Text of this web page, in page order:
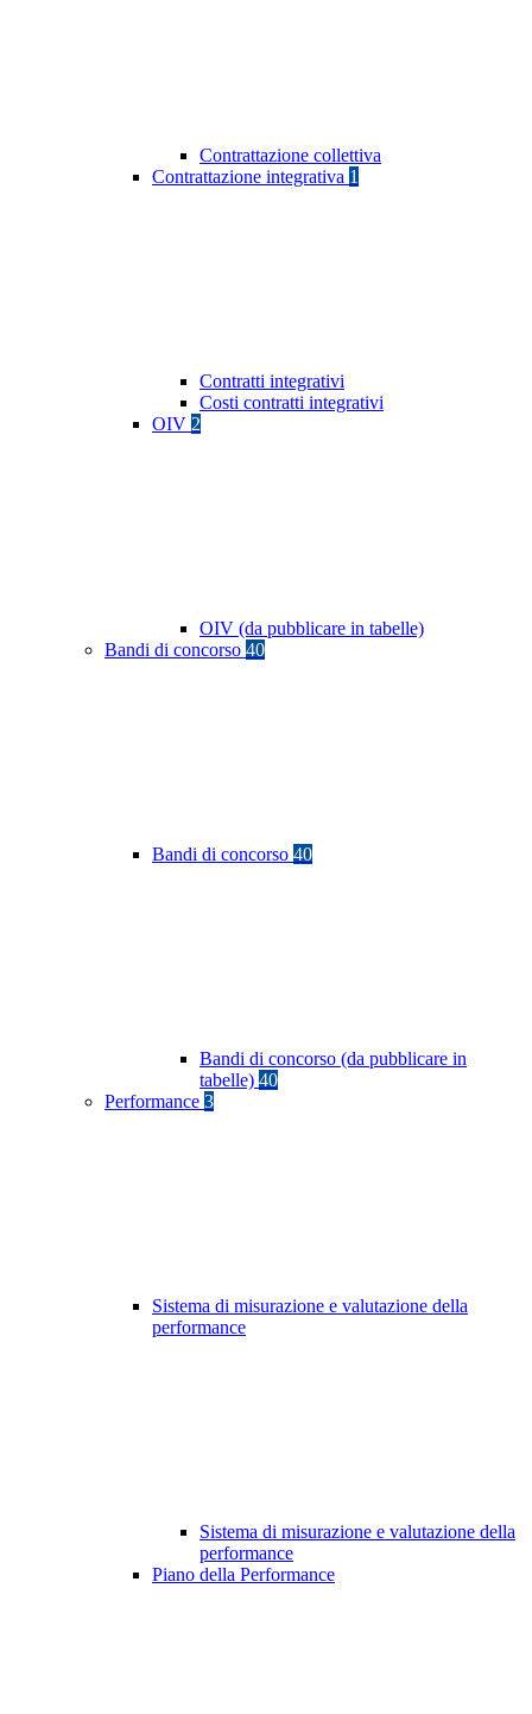
Contrattazione collettiva
Contrattazione integrativa 1
Contratti integrativi
Costi contratti integrativi
OIV 2
OIV (da pubblicare in tabelle)
Bandi di concorso 40
Bandi di concorso 40
Bandi di concorso (da pubblicare in
tabelle) 40
Performance 3
Sistema di misurazione e valutazione della
performance
Sistema di misurazione e valutazione della
performance
Piano della Performance